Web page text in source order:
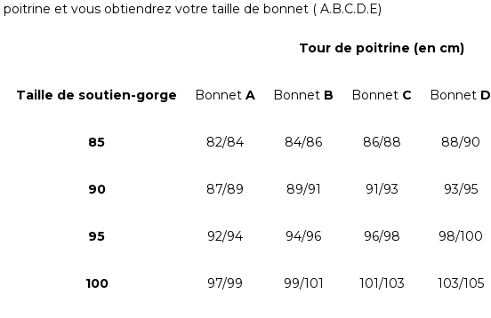
et vous obtiendrez votre taille de bonnet ( A.B.C.D.E)
Tour de poitrine (en cm)
Taille de soutien-gorge Bonnet A Bonnet B Bonnet C Bonnet D
85 82/84 84/86 86/88 88/90
90 87/89 89/91 91/93 93/95
95 92/94 94/96 96/98 98/100
100 97/99 99/101 101/103 103/105